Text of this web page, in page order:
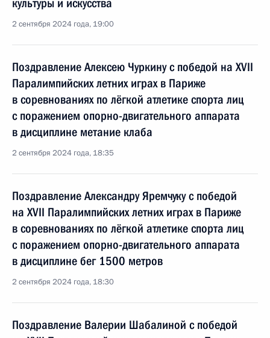
культуры и искусства
2 сентября 2024 года, 19:00
Поздравление Алексею Чуркину с победой на XVII
Паралимпийских летних играх в Париже
в соревнованиях по лёгкой атлетике спорта лиц
с поражением опорно-двигательного аппарата
в дисциплине метание клаба
2 сентября 2024 года, 18:35
Поздравление Александру Яремчуку с победой
на XVII Паралимпийских летних играх в Париже
в соревнованиях по лёгкой атлетике спорта лиц
с поражением опорно-двигательного аппарата
в дисциплине бег 1500 метров
2 сентября 2024 года, 18:30
Поздравление Валерии Шабалиной с победой